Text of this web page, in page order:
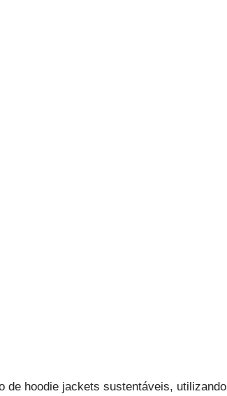
de hoodie jackets sustentáveis, utilizando